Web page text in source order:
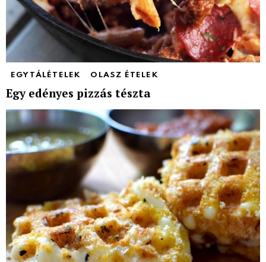
EGYTÁLÉTELEK OLASZ ÉTELEK
Egy edényes pizzás tészta